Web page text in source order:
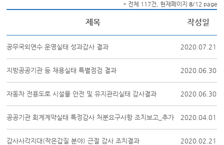
* 전체 117건, 현재페이지 8/12 page
제목 작성일
공무국외연수 운영실태 성과감사 결과 2020.07.21
지방공공기관 등 채용실태 특별점검 결과 2020.06.30
자동차 전용도로 시설물 안전 및 유지관리실태 감사결과 2020.06.30
공공기관 회계계약실태 특정감사 처분요구사항 조치보고_추가 2020.04.01
감사사각지대(작은갑질 분야) 근절 감사 조치결과 2020.02.21